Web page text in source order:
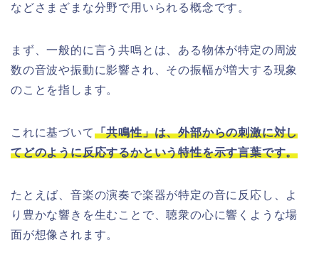
などさまざまな分野で用いられる概念です。
まず、一般的に言う共鳴とは、ある物体が特定の周波
数の音波や振動に影響され、その振幅が増大する現象
のことを指します。
これに基づいて「共鳴性」は、外部からの刺激に対し
てどのように反応するかという特性を示す言葉です。
たとえば、音楽の演奏で楽器が特定の音に反応し、よ
り豊かな響きを生むことで、聴衆の心に響くような場
面が想像されます。